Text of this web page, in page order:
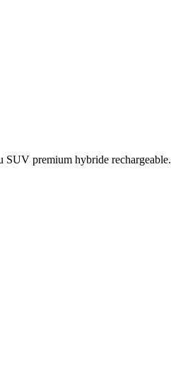
SUV premium hybride rechargeable.